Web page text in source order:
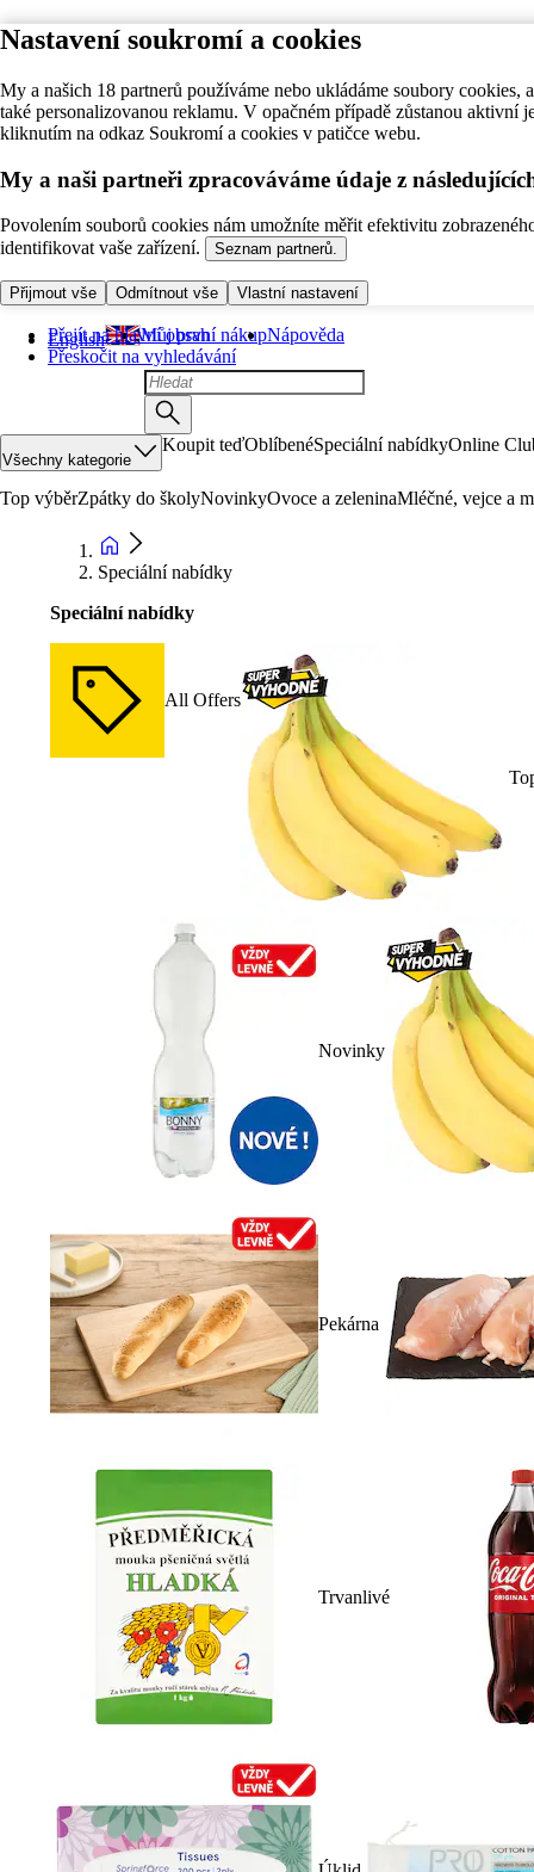
Nastavení soukromí a cookies
My a našich 18 partnerů používáme nebo ukládáme soubory
také personalizovanou reklamu. V opačném případě zůstanou
kliknutím na odkaz Soukromí a cookies v patičce webu.
My a naši partneři zpracováváme údaje z
Povolením souborů cookies nám umožníte měřit efektivitu
identifikovat vaše zařízení.
Seznam partnerů.
Přijmout vše Odmítnout vše Vlastní nastavení
Přejít na hlavní obsah
Přeskočit na vyhledávání
English Můj první nákupNápověda
Všechny kategorie
Koupit teďOblíbenéSpeciální nabídkyOnline
Top výběrZpátky do školyNovinkyOvoce a zeleninaMléčné, vejce a
Speciální nabídky
Speciální nabídky
All Offers
Novinky
Pekárna
Trvanlivé